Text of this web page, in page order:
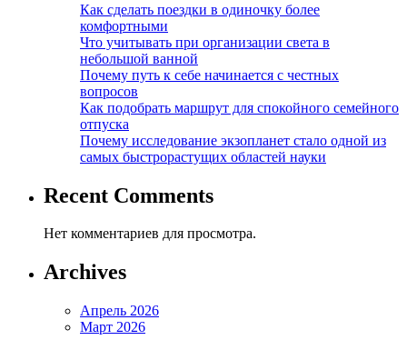
Как сделать поездки в одиночку более
комфортными
Что учитывать при организации света в
небольшой ванной
Почему путь к себе начинается с честных
вопросов
Как подобрать маршрут для спокойного семейного
отпуска
Почему исследование экзопланет стало одной из
самых быстрорастущих областей науки
Recent Comments
Нет комментариев для просмотра.
Archives
Апрель 2026
Март 2026